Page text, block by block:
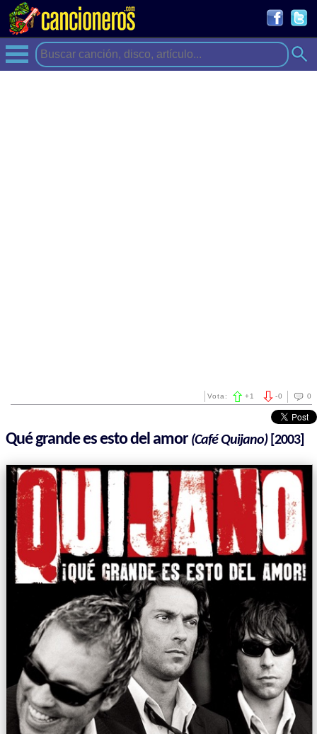
0
-0
Vota: +1
Qué grande es esto del amor(Café Quijano)[2003]